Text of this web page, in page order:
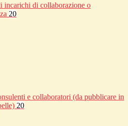
incarichi di collaborazione o
20
e collaboratori (da pubblicare in
20